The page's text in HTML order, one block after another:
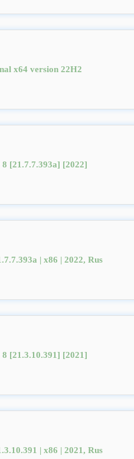
x64 version 22H2
[21.7.7.393a] [2022]
| x86 | 2022, Rus
[21.3.10.391] [2021]
| x86 | 2021, Rus